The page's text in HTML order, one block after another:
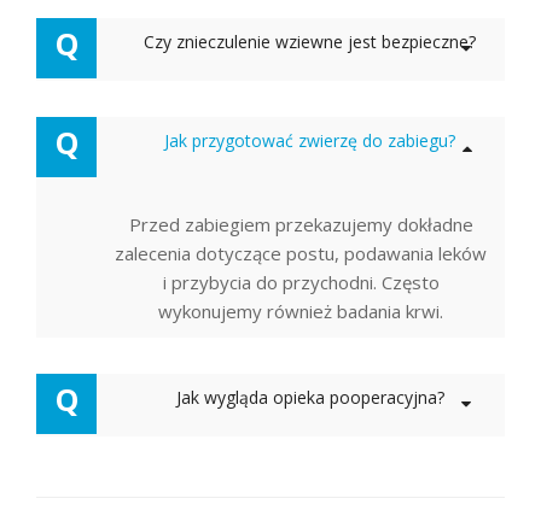
Q Czy znieczulenie wziewne jest bezpieczne?
Q Jak przygotować zwierzę do zabiegu?
Przed zabiegiem przekazujemy dokładne
zalecenia dotyczące postu, podawania leków
i przybycia do przychodni. Często
wykonujemy również badania krwi.
Q Jak wygląda opieka pooperacyjna?